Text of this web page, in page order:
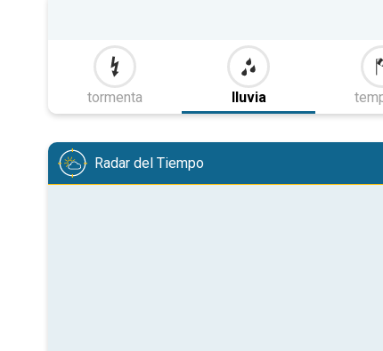
tormenta lluvia
Radar del Tiempo